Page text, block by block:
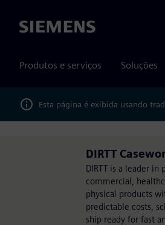
Siemens
Produtos e serviços Soluções
Esta página é exibida usando
DIRTT
DIRTT is a leader
commercial,
physical products
predictable costs,
ship ready for fast